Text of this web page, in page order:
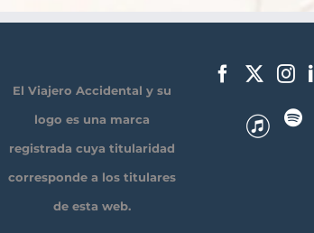
El Viajero Accidental y su
logo es una marca
registrada cuya titularidad
corresponde a los titulares
de esta web.